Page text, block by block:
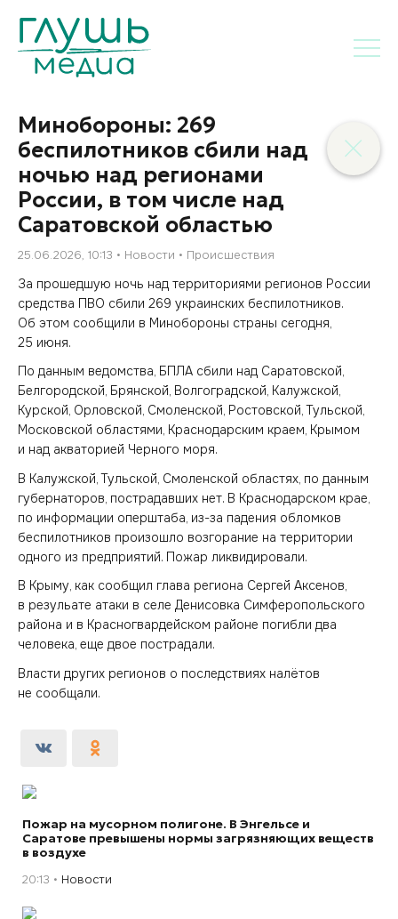
Минобороны: 269
беспилотников сбили над
ночью над регионами
России, в том числе над
Саратовской областью
25.06.2026, 10:13 Новости Происшествия
За прошедшую ночь над территориями регионов России
средства ПВО сбили 269 украинских беспилотников.
Об этом сообщили в Минобороны страны сегодня,
25 июня.
По данным ведомства, БПЛА сбили над Саратовской,
Белгородской, Брянской, Волгоградской, Калужской,
Курской, Орловской, Смоленской, Ростовской, Тульской,
Московской областями, Краснодарским краем, Крымом
и над акваторией Черного моря.
В Калужской, Тульской, Смоленской областях, по данным
губернаторов, пострадавших нет. В Краснодарском крае,
по информации оперштаба, из-за падения обломков
беспилотников произошло возгорание на территории
одного из предприятий. Пожар ликвидировали.
В Крыму, как сообщил глава региона Сергей Аксенов,
в резульате атаки в селе Денисовка Симферопольского
района и в Красногвардейском районе погибли два
человека, еще двое пострадали.
Власти других регионов о последствиях налётов
не сообщали.
Пожар на мусорном полигоне. В Энгельсе и
Саратове превышены нормы загрязняющих веществ
в воздухе
20:13 Новости